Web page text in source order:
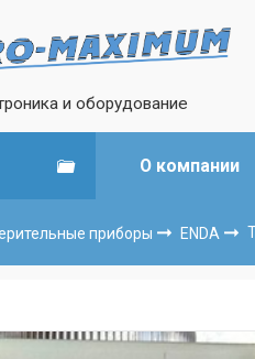
и оборудование
О компании
приборы ENDA